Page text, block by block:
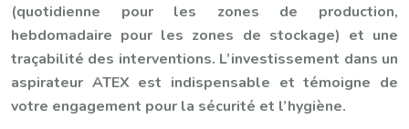
(quotidienne pour les zones de production,
hebdomadaire pour les zones de stockage) et une
traçabilité des interventions. L’investissement dans un
aspirateur ATEX est indispensable et témoigne de
votre engagement pour la sécurité et l’hygiène.